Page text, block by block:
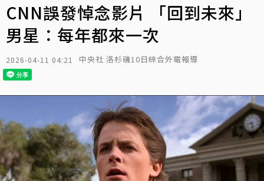
CNN誤發悼念影片 「回到未來」
男星：每年都來一次
2026-04-11 04:21 中央社 洛杉磯10日綜合外電報導